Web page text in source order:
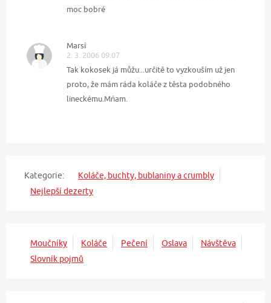
moc bobré
Marsí
2. 3. 2006 09:07
Tak kokosek já můžu...určitě to vyzkouším už jen
proto, že mám ráda koláče z těsta podobného
lineckému.Mńam.
Kategorie:
Koláče, buchty, bublaniny a crumbly
Nejlepší dezerty
Moučníky Koláče Pečení Oslava
Návštěva
Slovník pojmů